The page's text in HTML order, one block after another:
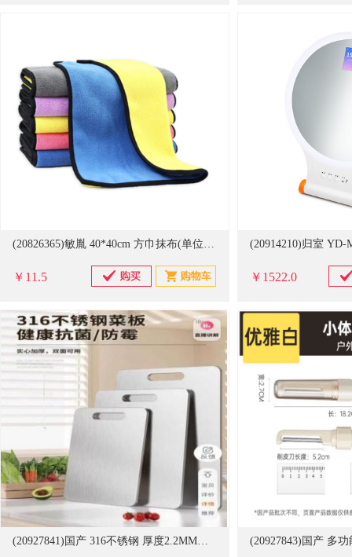
(20826365)敏胤 40*40cm 方巾抹布(单位：条)
￥11.5 ￥1522.0
(20927841)国产 316不锈钢 厚度2.2MM长45CM*29CM 菜板(单位：块)